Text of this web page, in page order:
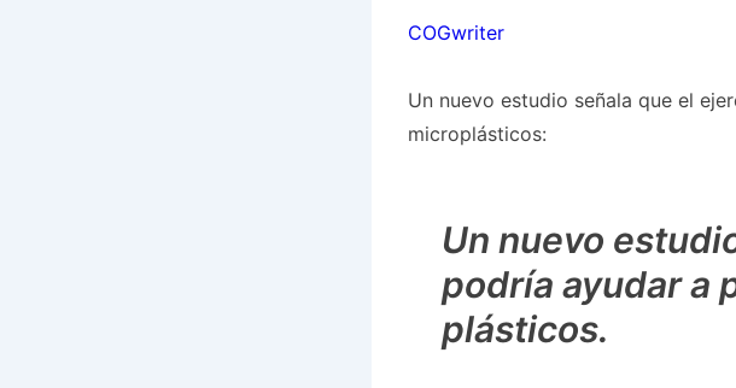
COGwriter
Un nuevo estudio señala que el
microplásticos:
Un nuevo
podría ayudar a
plásticos.